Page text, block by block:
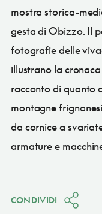
mostra storica-
gesta di Obizzo. Il
fotografie delle
illustrano la
racconto di quanto
montagne
da cornice a
armature e
CONDIVIDI